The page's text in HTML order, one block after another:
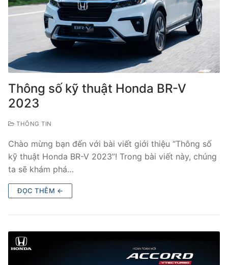
Thông số kỹ thuật Honda BR-V
2023
THÔNG TIN
Chào mừng bạn đến với bài viết giới thiệu “Thông số
kỹ thuật Honda BR-V 2023”! Trong bài viết này, chúng
ta sẽ khám phá…
ĐỌC THÊM ←